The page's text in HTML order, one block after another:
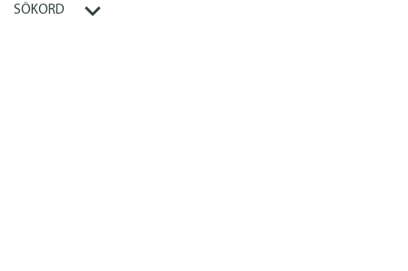
SÖKORD